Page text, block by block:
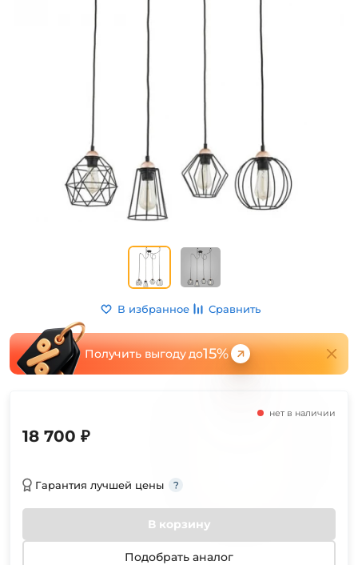
В избранное Сравнить
Получить выгоду до15%
нет в наличии
18 700 ₽
Гарантия лучшей цены
В корзину
Подобрать аналог